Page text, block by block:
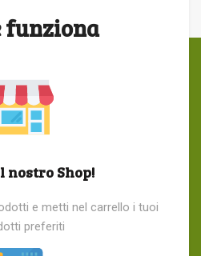
funziona
nostro Shop!
e metti nel carrello i tuoi
preferiti